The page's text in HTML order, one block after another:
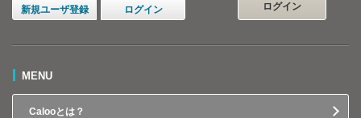
新規ユーザ登録 ログイン
ログイン
MENU
Calooとは？